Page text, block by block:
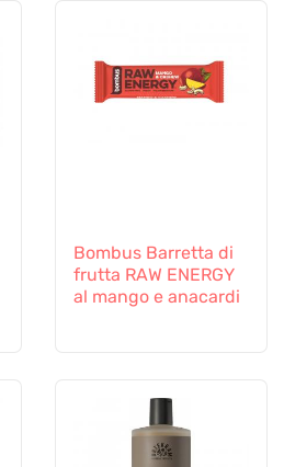
Bombus Barretta di
frutta RAW ENERGY
al mango e anacardi